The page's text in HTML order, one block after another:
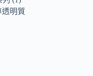
透明質